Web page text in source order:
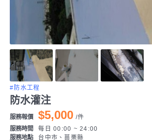
#防水工程
防水灌注
服務報價 $5,000 /件
服務時間
每日 00:00 ~ 24:00
服務地點
台中市、苗栗縣